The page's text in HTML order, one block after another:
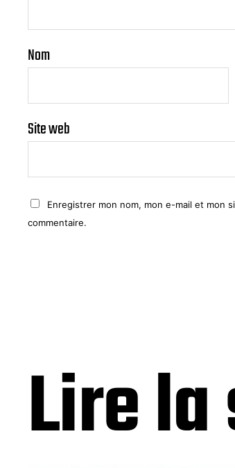
Nom
Site web
Enregistrer mon nom, mon e-mail et mon
commentaire.
Lire